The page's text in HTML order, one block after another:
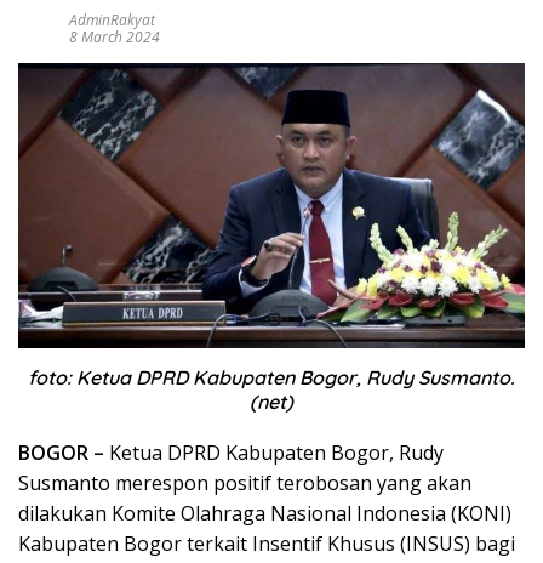
AdminRakyat
8 March 2024
foto: Ketua DPRD Kabupaten Bogor, Rudy Susmanto.
(net)
BOGOR – Ketua DPRD Kabupaten Bogor, Rudy
Susmanto merespon positif terobosan yang akan
dilakukan Komite Olahraga Nasional Indonesia (KONI)
Kabupaten Bogor terkait Insentif Khusus (INSUS) bagi